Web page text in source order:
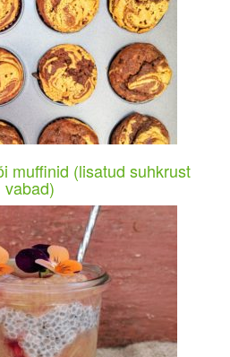
muffinid (lisatud suhkrust
vabad)